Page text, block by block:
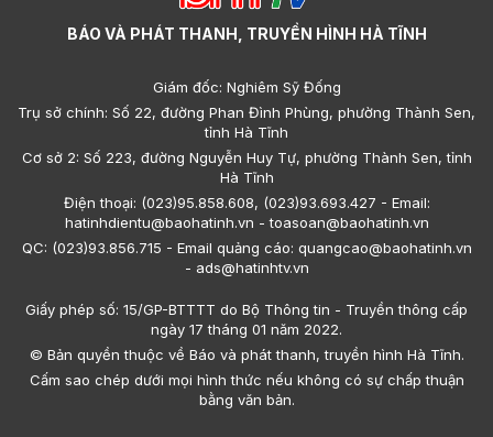
BÁO VÀ PHÁT THANH, TRUYỀN HÌNH HÀ TĨNH
Giám đốc: Nghiêm Sỹ Đống
Trụ sở chính: Số 22, đường Phan Đình Phùng, phường Thành Sen,
tỉnh Hà Tĩnh
Cơ sở 2: Số 223, đường Nguyễn Huy Tự, phường Thành Sen, tỉnh
Hà Tĩnh
Điện thoại: (023)95.858.608, (023)93.693.427 - Email:
hatinhdientu@baohatinh.vn - toasoan@baohatinh.vn
QC: (023)93.856.715 - Email quảng cáo: quangcao@baohatinh.vn
- ads@hatinhtv.vn
Giấy phép số: 15/GP-BTTTT do Bộ Thông tin - Truyền thông cấp
ngày 17 tháng 01 năm 2022.
© Bản quyền thuộc về Báo và phát thanh, truyền hình Hà Tĩnh.
Cấm sao chép dưới mọi hình thức nếu không có sự chấp thuận
bằng văn bản.